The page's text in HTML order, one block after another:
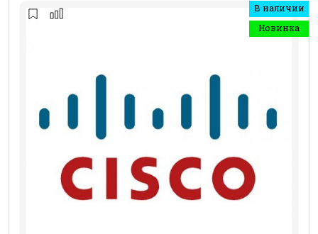
В наличии
Новинка